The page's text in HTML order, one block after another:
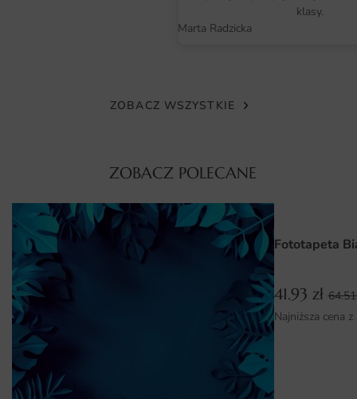
Dodatkowo wybrany wzór zachowuje świetną prezencję
— kolejne pasy łączy się na styk, a całość tworzy spójny
obraz. Cały proces jest intuicyjny nawet dla osób, które
nigdy wcześniej nie tapetowały. Cały proces realizacji —
od przyjęcia zamówienia po wysyłkę — przebiega
sprawnie i z dbałością o każdy detal.
Dlaczego warto wybrać tę fototapetę
Fototapeta Grantowa Tekstura łączy estetykę autorskiego
projektu z trwałością profesjonalnego wydruku. To
dekoracja, która zmienia charakter wnętrza i nadaje mu
indywidualnego rysu.
klasy.
Marta Radzicka
ZOBACZ WSZYSTKIE
ZOBACZ POLECANE
Fototapeta
41.93 zł
Najniższa cena